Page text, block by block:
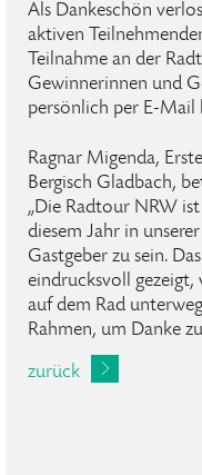
Als Dankeschön
aktiven
Teilnahme an der
Gewinnerinnen und
persönlich per E-
Ragnar Migenda,
Bergisch Gladbach,
„Die Radtour NRW
diesem Jahr in
Gastgeber zu sein.
eindrucksvoll gezeigt,
auf dem Rad
Rahmen, um Danke
zurück